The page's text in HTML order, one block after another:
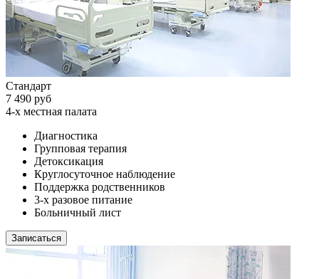
Стандарт
7 490 руб
4-х местная палата
Диагностика
Групповая терапия
Детоксикация
Круглосуточное наблюдение
Поддержка родственников
3-х разовое питание
Больничный лист
Записаться